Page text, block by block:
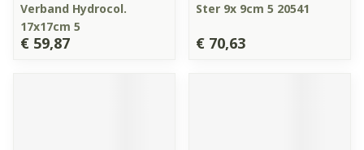
Verband Hydrocol.
17x17cm 5
€ 59,87
Ster 9x 9cm 5 20541
€ 70,63